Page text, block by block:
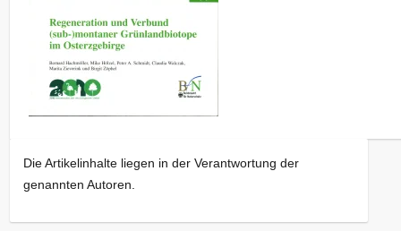
Die Artikelinhalte liegen in der Verantwortung der
genannten Autoren.